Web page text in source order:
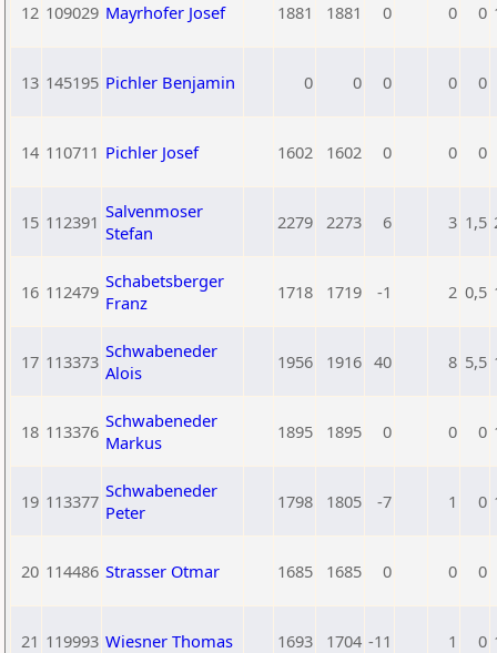
12 109029 Mayrhofer Josef 1881 1881 0 0 0
13 145195 Pichler Benjamin 0 0 0 0 0
14 110711 Pichler Josef 1602 1602 0 0 0
15 112391 Salvenmoser
Stefan
2279 2273 6 3 1,5
16 112479 Schabetsberger
Franz
1718 1719 -1 2 0,5
17 113373 Schwabeneder
Alois
1956 1916 40 8 5,5
18 113376 Schwabeneder
Markus
1895 1895 0 0 0
19 113377 Schwabeneder
Peter
1798 1805 -7 1 0
20 114486 Strasser Otmar 1685 1685 0 0 0
21 119993 Wiesner Thomas 1693 1704 -11 1 0